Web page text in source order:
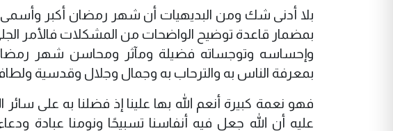
بلا أدنى شك ومن البديهيات أن شهر رمضان أكبر
بمضمار قاعدة توضيح الواضحات من المشكلات فالأمر
وإحساسه وتوجساته فضيلة ومآثر ومحاسن شهر
بمعرفة الناس به والترحاب به وجمال وجلال وقدسية
فهو نعمة كبيرة أنعم الله بها علينا إذ فضلنا به على
عليه أن الله جعل فيه أنفاسنا تسبيحًا ونومنا عبادة